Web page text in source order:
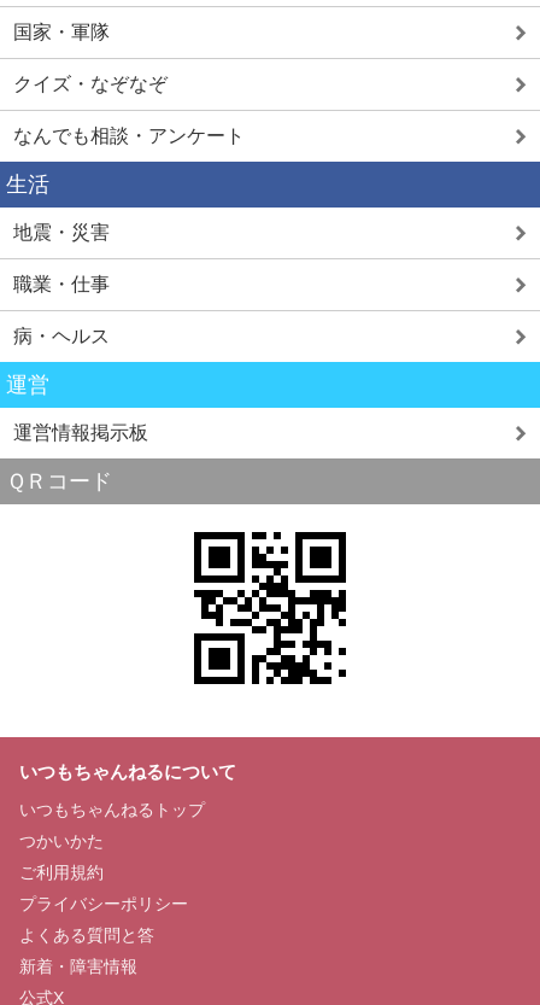
国家・軍隊
クイズ・なぞなぞ
なんでも相談・アンケート
生活
地震・災害
職業・仕事
病・ヘルス
運営
運営情報掲示板
ＱＲコード
いつもちゃんねるについて
いつもちゃんねるトップ
つかいかた
ご利用規約
プライバシーポリシー
よくある質問と答
新着・障害情報
公式X